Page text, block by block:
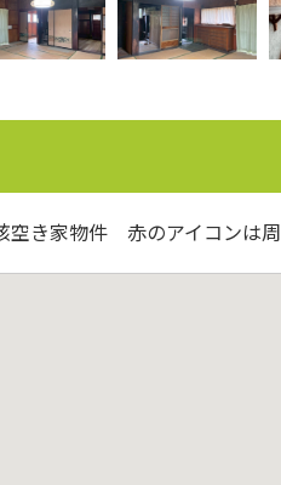
空き家物件 赤のアイコンは周